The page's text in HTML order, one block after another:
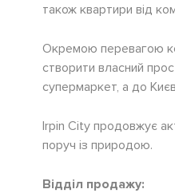
також квартири від
Окремою перевагою
створити власний
супермаркет, а до
Irpin City продовжує
поруч із природою.
Відділ продажу: